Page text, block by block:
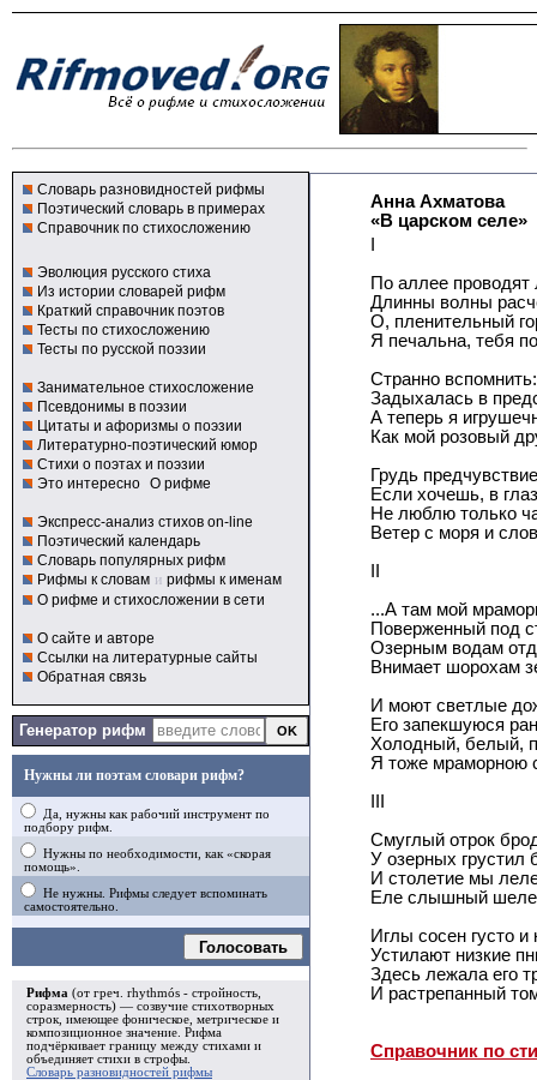
Словарь разновидностей рифмы
Поэтический словарь в примерах
Справочник по стихосложению
Эволюция русского стиха
Из истории словарей рифм
Краткий справочник поэтов
Тесты по стихосложению
Тесты по русской поэзии
Занимательное стихосложение
Псевдонимы в поэзии
Цитаты и афоризмы о поэзии
Литературно-поэтический юмор
Стихи о поэтах и поэзии
Это интересно О рифме
Экспресс-анализ стихов on-line
Поэтический календарь
Словарь популярных рифм
Рифмы к словам и рифмы к именам
О рифме и стихосложении в сети
О сайте и авторе
Ссылки на литературные сайты
Обратная связь
Генератор рифм
Нужны ли поэтам словари рифм?
Да, нужны как рабочий инструмент по
подбору рифм.
Нужны по необходимости, как «скорая
помощь».
Не нужны. Рифмы следует вспоминать
самостоятельно.
Голосовать
Рифма (от греч. rhythmós - стройность,
соразмерность) — созвучие стихотворных
строк, имеющее фоническое, метрическое и
композиционное значение. Рифма
подчёркивает границу между стихами и
объединяет стихи в строфы
Словарь разновидностей рифмы
Анна Ахматова
«В царском селе»
По аллее
Длинны волны
О, пленительный
Я печальна, тебя
Странно
Задыхалась в
А теперь я
Как мой розовый
Грудь
Если хочешь, в
Не люблю только
Ветер с моря и
...А там мой
Поверженный под
Озерным водам
Внимает шорохам
И моют светлые
Его запекшуюся
Холодный, белый,
Я тоже мраморною
Смуглый отрок
У озерных грустил
И столетие мы
Еле слышный
Иглы сосен густо и
Устилают низкие
Здесь лежала его
И растрепанный
Справочник по